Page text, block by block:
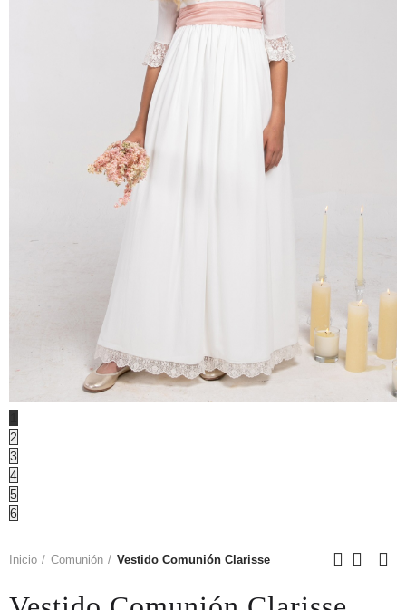
2
3
4
5
6
Inicio Comunión Vestido Comunión Clarisse